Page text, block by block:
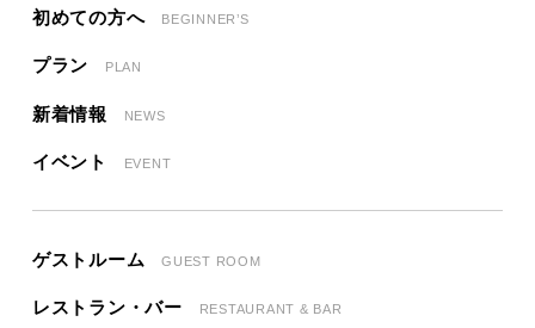
初めての方へ BEGINNER’S
プラン PLAN
新着情報 NEWS
イベント EVENT
ゲストルーム GUEST ROOM
レストラン・バー RESTAURANT & BAR